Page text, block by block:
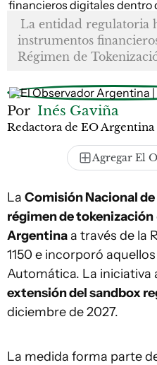
La entidad regulatoria
instrumentos
Régimen de
Por Inés Gaviña
Redactora de EO Argentina
Agregar El
La Comisión Nacional de
régimen de tokenización
Argentinaa través de la
1150 e incorporó
Automática. La iniciativa
extensión del sandbox
diciembre de 2027.
La medida forma parte